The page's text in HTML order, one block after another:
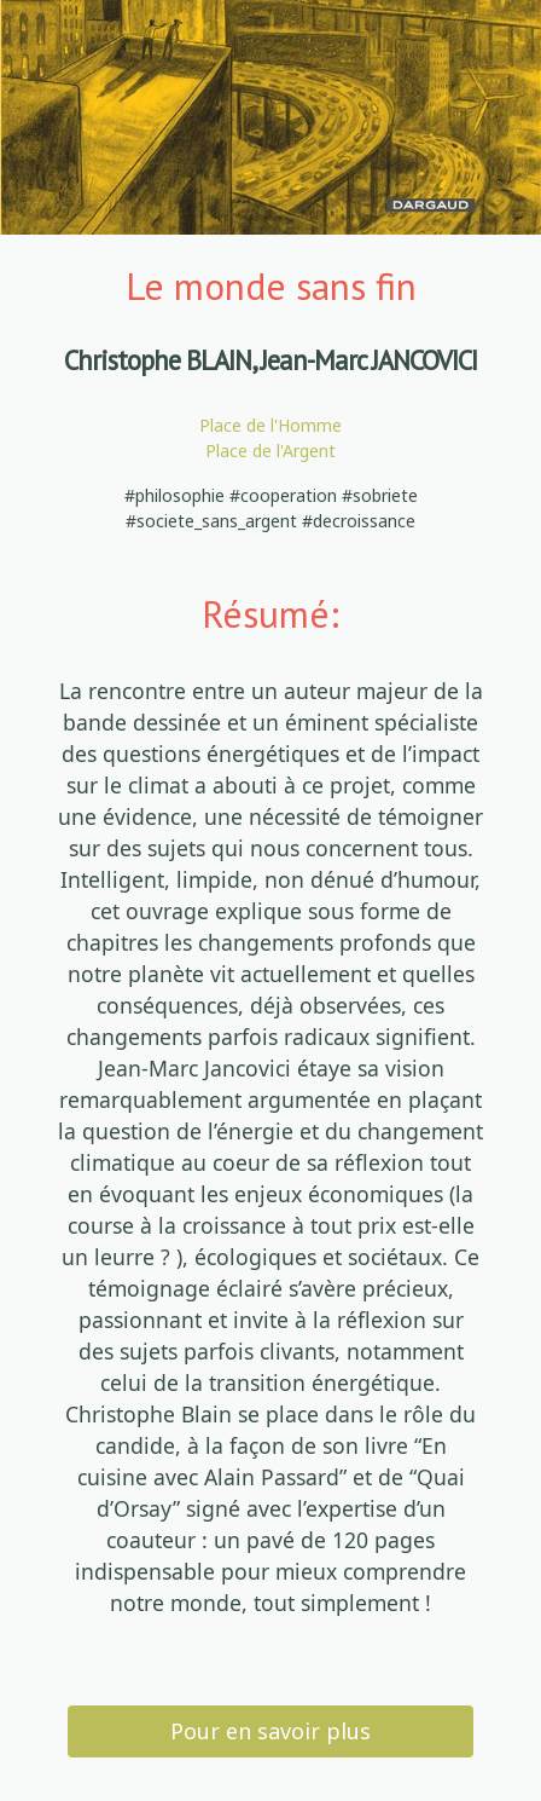
Le monde sans fin
Christophe BLAIN, Jean-Marc JANCOVICI
Place de l'Homme
Place de l'Argent
#philosophie #cooperation #sobriete
#societe_sans_argent #decroissance
Résumé:
La rencontre entre un auteur majeur de la
bande dessinée et un éminent spécialiste
des questions énergétiques et de l’impact
sur le climat a abouti à ce projet, comme
une évidence, une nécessité de témoigner
sur des sujets qui nous concernent tous.
Intelligent, limpide, non dénué d’humour,
cet ouvrage explique sous forme de
chapitres les changements profonds que
notre planète vit actuellement et quelles
conséquences, déjà observées, ces
changements parfois radicaux signifient.
Jean-Marc Jancovici étaye sa vision
remarquablement argumentée en plaçant
la question de l’énergie et du changement
climatique au coeur de sa réflexion tout
en évoquant les enjeux économiques (la
course à la croissance à tout prix est-elle
un leurre ? ), écologiques et sociétaux. Ce
témoignage éclairé s’avère précieux,
passionnant et invite à la réflexion sur
des sujets parfois clivants, notamment
celui de la transition énergétique.
Christophe Blain se place dans le rôle du
candide, à la façon de son livre “En
cuisine avec Alain Passard” et de “Quai
d’Orsay” signé avec l’expertise d’un
coauteur : un pavé de 120 pages
indispensable pour mieux comprendre
notre monde, tout simplement !
Pour en savoir plus